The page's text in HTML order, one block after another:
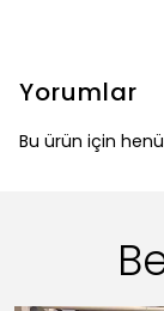
Yorumlar
Bu ürün için